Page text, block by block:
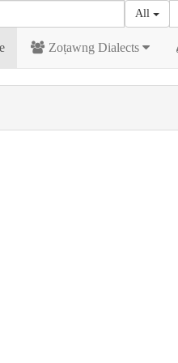
All
Zoṭawng Dialects